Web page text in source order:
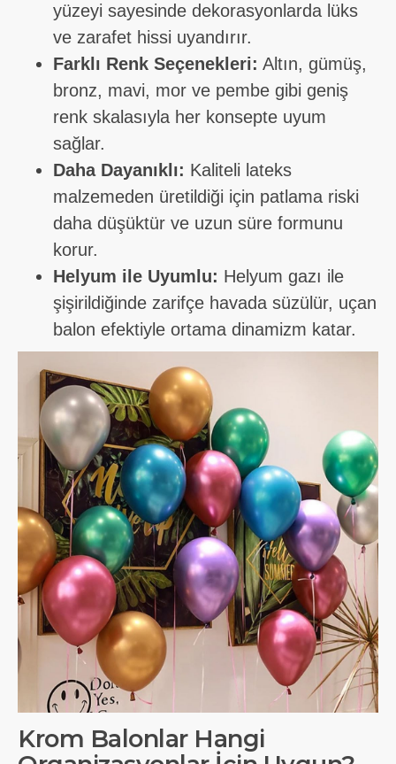
yüzeyi sayesinde dekorasyonlarda lüks
ve zarafet hissi uyandırır.
Farklı Renk Seçenekleri: Altın, gümüş,
bronz, mavi, mor ve pembe gibi geniş
renk skalasıyla her konsepte uyum
sağlar.
Daha Dayanıklı: Kaliteli lateks
malzemeden üretildiği için patlama riski
daha düşüktür ve uzun süre formunu
korur.
Helyum ile Uyumlu: Helyum gazı ile
şişirildiğinde zarifçe havada süzülür, uçan
balon efektiyle ortama dinamizm katar.
Krom Balonlar Hangi